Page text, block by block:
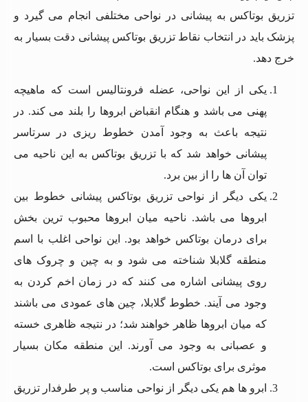
تزریق بوتاکس به پیشانی در نواحی مختلفی انجام می گیرد و
پزشک باید در انتخاب نقاط تزریق بوتاکس پیشانی دقت بسیار به
خرج دهد.
یکی از این نواحی، عضله فرونتالیس است که ماهیچه
پهنی می باشد و هنگام انقباض ابروها را بلند می کند. در
نتیجه باعث به وجود آمدن خطوط ریزی در سرتاسر
پیشانی خواهد شد که با تزریق بوتاکس به این ناحیه می
توان آن ها را از بین برد.
یکی دیگر از نواحی تزریق بوتاکس پیشانی خطوط بین
ابروها می باشد. ناحیه میان ابروها محبوب ترین بخش
برای درمان بوتاکس خواهد بود. این نواحی اغلب با اسم
منطقه گلابلا شناخته می‌ شود و به چین و چروک های
روی پیشانی اشاره می کنند که در زمان اخم کردن به
وجود می آیند. خطوط گلابلا، چین‌ های عمودی می باشند
که میان ابروها ظاهر خواهند شد؛ در نتیجه ظاهری خسته
و عصبانی به وجود می آورند. این منطقه مکان بسیار
موثری برای بوتاکس است.
ابرو ها هم یکی دیگر از نواحی مناسب و پر طرفدار تزریق